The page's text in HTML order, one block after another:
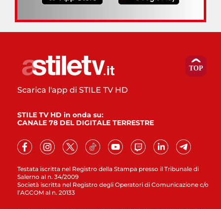
Testata iscritta nel Registro della Stampa presso il Tribunale di
Salerno al n. 34/2009
Società iscritta nel Registro degli Operatori di Comunicazione c/o
l’AGCOM al n. 20133
Scarica l'app di STILE TV HD
STILE TV HD in onda su:
CANALE 78 DEL DIGITALE TERRESTRE